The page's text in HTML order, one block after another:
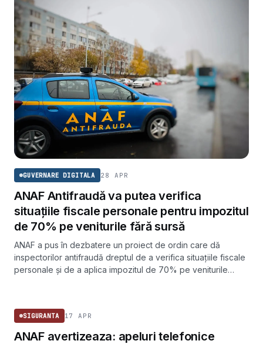
GUVERNARE DIGITALA 28 APR
ANAF Antifraudă va putea verifica
situațiile fiscale personale pentru impozitul
de 70% pe veniturile fără sursă
ANAF a pus în dezbatere un proiect de ordin care dă
inspectorilor antifraudă dreptul de a verifica situațiile fiscale
personale și de a aplica impozitul de 70% pe veniturile
SIGURANTA 17 APR
ANAF avertizeaza: apeluri telefonice